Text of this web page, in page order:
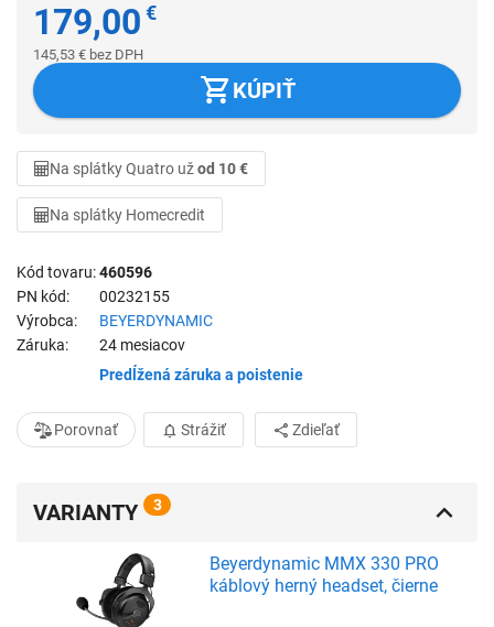
179,00 €
145,53 € bez DPH
KÚPIŤ
Na splátky Quatro užod 10 €
Na splátky Homecredit
Kód tovaru 460596
PN kód
00232155
Výrobca
BEYERDYNAMIC
Záruka
24 mesiacov
Predĺžená záruka a poistenie
Porovnať Strážiť Zdieľať
VARIANTY 3
Beyerdynamic MMX 330 PRO
káblový herný headset, čierne